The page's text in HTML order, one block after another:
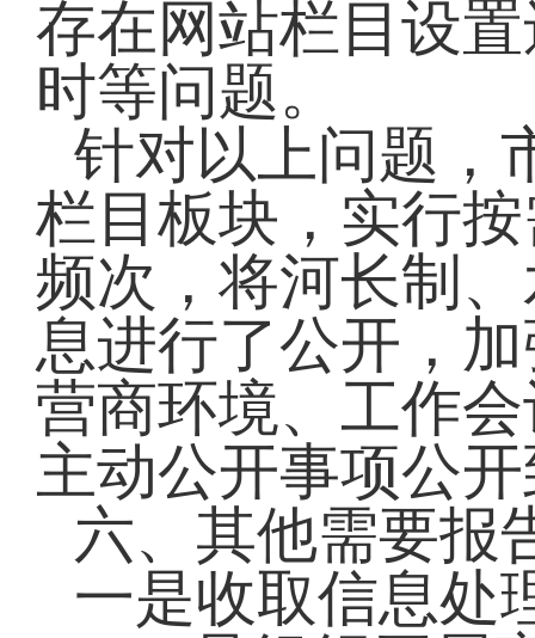
存在网站栏目设
时等问题。
针对以上问题，
栏目板块，实行
频次，将河长制
息进行了公开，
营商环境、工作
主动公开事项公
六、其他需要报
一是收取信息处